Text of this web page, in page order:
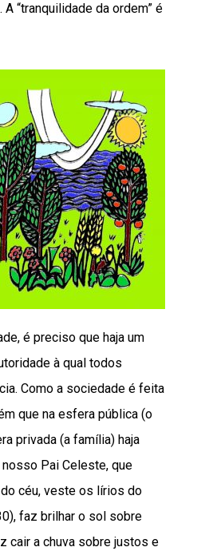
“tranquilidade da ordem” é
é preciso que haja um
à qual todos
Como a sociedade é feita
que na esfera pública (o
privada (a família) haja
Pai Celeste, que
céu, veste os lírios do
faz brilhar o sol sobre
cair a chuva sobre justos e